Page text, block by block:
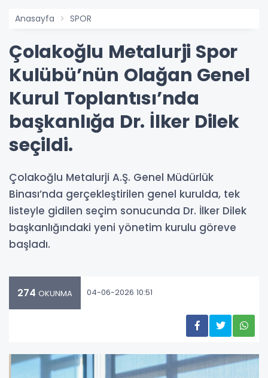
Anasayfa SPOR
Çolakoğlu Metalurji Spor
Kulübü’nün Olağan Genel
Kurul Toplantısı’nda
başkanlığa Dr. İlker Dilek
seçildi.
Çolakoğlu Metalurji A.Ş. Genel Müdürlük
Binası’nda gerçekleştirilen genel kurulda, tek
listeyle gidilen seçim sonucunda Dr. İlker Dilek
başkanlığındaki yeni yönetim kurulu göreve
başladı.
274 OKUNMA 04-06-2026 10:51